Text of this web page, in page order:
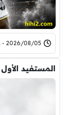
2026/08/05 - 14:11
المستفيد